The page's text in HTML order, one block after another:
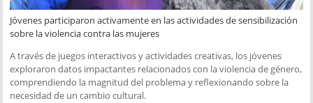
Jóvenes participaron activamente en las actividades de sensibilización
sobre la violencia contra las mujeres
A través de juegos interactivos y actividades creativas, los jóvenes
exploraron datos impactantes relacionados con la violencia de género,
comprendiendo la magnitud del problema y reflexionando sobre la
necesidad de un cambio cultural.